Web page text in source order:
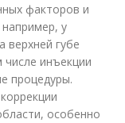
факторов и
у
верхней губе
инъекции
процедуры.
особенно